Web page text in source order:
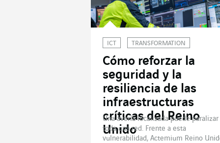
ICT TRANSFORMATION
Cómo reforzar la
seguridad y la
resiliencia de las
infraestructuras
críticas del Reino
Unido
Una avería localizada puede paralizar
toda una red. Frente a esta
vulnerabilidad, Actemium Reino